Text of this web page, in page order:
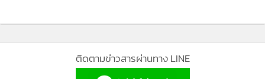
• กองทุนรวม
• Celeb Online
ติดตามข่าวสารผ่านทาง LINE